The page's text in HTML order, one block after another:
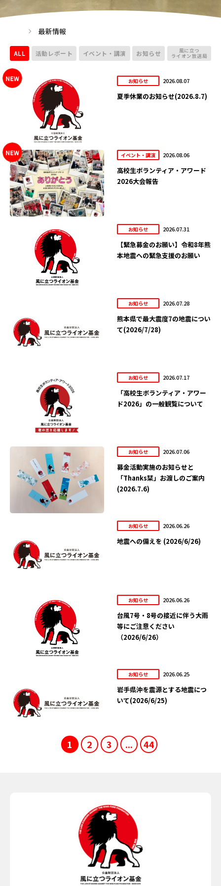
最新情報
ALL 活動レポート イベント・講演 お知らせ 風に立つ
ライオン放送局
お知らせ 2026.08.07
夏季休業のお知らせ(2026.8.7)
イベント・講演 2026.08.06
高校生ボランティア・アワード
2026大会報告
お知らせ 2026.07.31
【緊急募金のお願い】令和8年熊
本地震への緊急支援のお願い
お知らせ 2026.07.28
熊本県で最大震度7の地震につい
て(2026/7/28)
お知らせ 2026.07.17
「高校生ボランティア・アワー
ド2026」の一般観覧について
お知らせ 2026.07.06
募金活動実施のお知らせと
「Thanks栞」お渡しのご案内
(2026.7.6)
お知らせ 2026.06.26
地震への備えを (2026/6/26)
お知らせ 2026.06.26
台風7号・8号の接近に伴う大雨
等にご注意ください
（2026/6/26）
お知らせ 2026.06.25
岩手県沖を震源とする地震につ
いて(2026/6/25)
1 2 3 ... 44